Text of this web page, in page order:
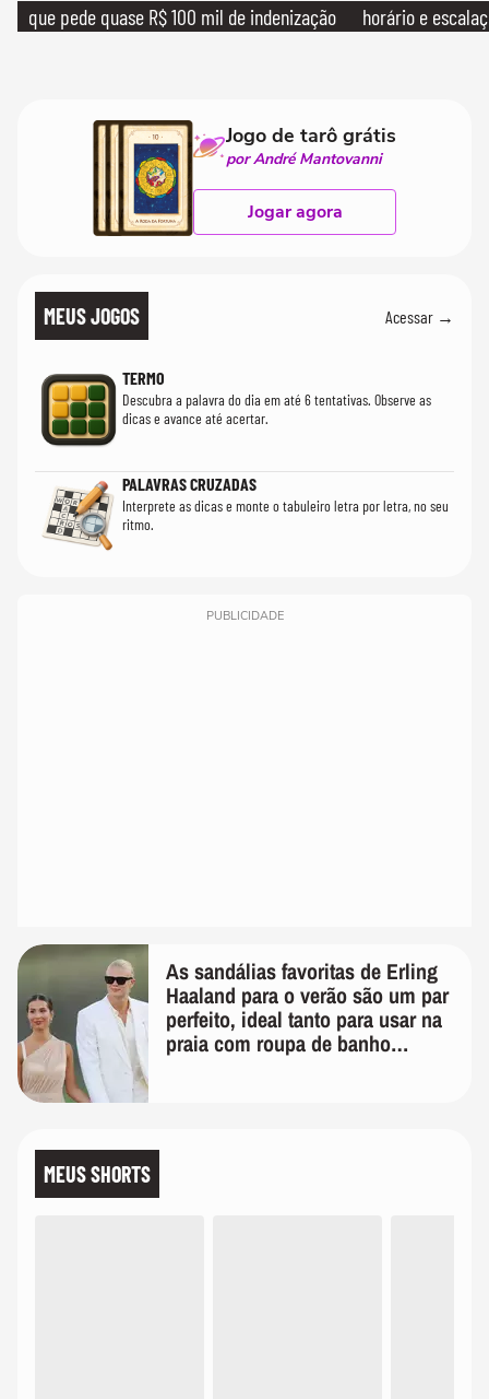
que pede quase R$ 100 mil de indenização
horário e
Jogo de tarô grátis
por André Mantovanni
Jogar agora
MEUS JOGOS Acessar →
TERMO
Descubra a palavra do dia em até 6 tentativas. Observe as
dicas e avance até acertar.
PALAVRAS CRUZADAS
Interprete as dicas e monte o tabuleiro letra por letra, no seu
ritmo.
PUBLICIDADE
As sandálias favoritas de Erling
Haaland para o verão são um par
perfeito, ideal tanto para usar na
praia com roupa de banho
MEUS SHORTS